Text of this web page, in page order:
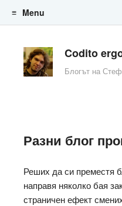
Codito
Блогът на
Menu
Разни блог
Реших да си преместя
направя няколко бая
страничен ефект